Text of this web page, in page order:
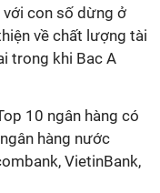
với con số dừng ở
về chất lượng tài
trong khi Bac A
10 ngân hàng có
hàng nước
VietinBank,